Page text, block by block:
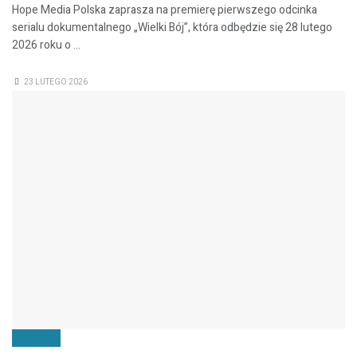
Hope Media Polska zaprasza na premierę pierwszego odcinka
serialu dokumentalnego „Wielki Bój”, która odbędzie się 28 lutego
2026 roku o ...
23 LUTEGO 2026